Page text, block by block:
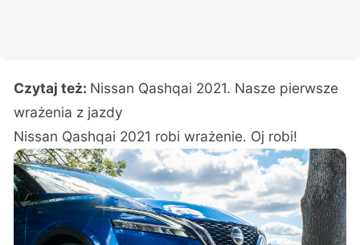
Czytaj też: Nissan Qashqai 2021. Nasze pierwsze
wrażenia z jazdy
Nissan Qashqai 2021 robi wrażenie. Oj robi!